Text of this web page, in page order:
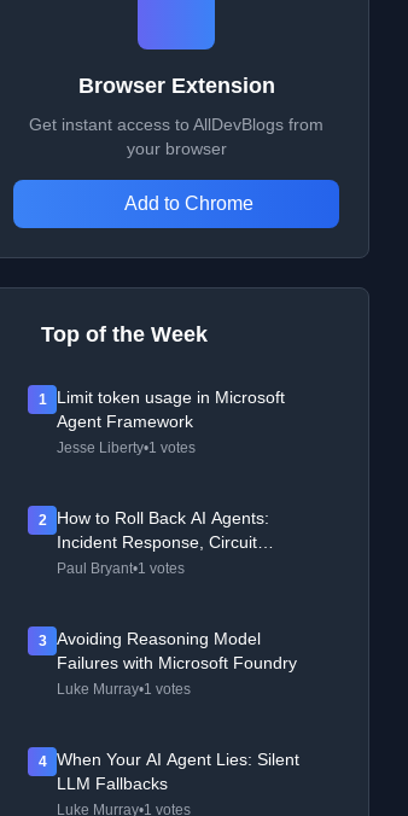
Browser Extension
Get instant access to AllDevBlogs from
your browser
Add to Chrome
Top of the Week
1
Limit token usage in Microsoft
Agent Framework
Jesse Liberty•1 votes
2
How to Roll Back AI Agents:
Incident Response, Circuit
Breakers, and Recovery Patterns
Paul Bryant•1 votes
3
Avoiding Reasoning Model
Failures with Microsoft Foundry
Luke Murray•1 votes
4
When Your AI Agent Lies: Silent
LLM Fallbacks
Luke Murray•1 votes